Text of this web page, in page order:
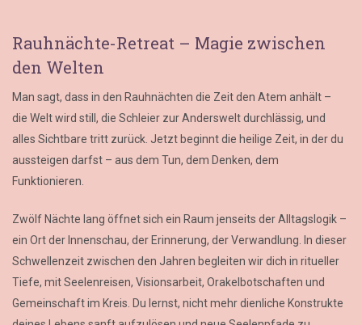
Rauhnächte-Retreat – Magie zwischen
den Welten
Man sagt, dass in den Rauhnächten die Zeit den Atem anhält –
die Welt wird still, die Schleier zur Anderswelt durchlässig, und
alles Sichtbare tritt zurück. Jetzt beginnt die heilige Zeit, in der du
aussteigen darfst – aus dem Tun, dem Denken, dem
Funktionieren.
Zwölf Nächte lang öffnet sich ein Raum jenseits der Alltagslogik –
ein Ort der Innenschau, der Erinnerung, der Verwandlung. In dieser
Schwellenzeit zwischen den Jahren begleiten wir dich in ritueller
Tiefe, mit Seelenreisen, Visionsarbeit, Orakelbotschaften und
Gemeinschaft im Kreis. Du lernst, nicht mehr dienliche Konstrukte